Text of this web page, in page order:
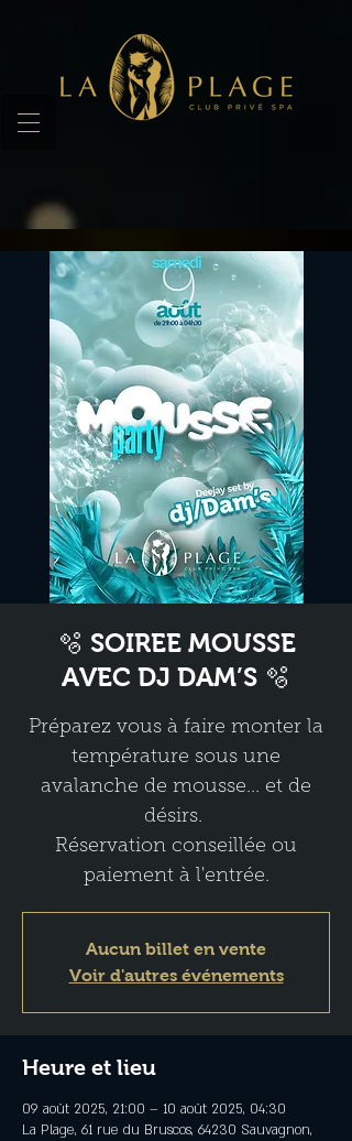
🫧 SOIREE MOUSSE
AVEC DJ DAM’S 🫧
Préparez vous à faire monter la
température sous une
avalanche de mousse... et de
désirs.
Réservation conseillée ou
paiement à l'entrée.
Aucun billet en vente
Voir d'autres événements
Heure et lieu
09 août 2025, 21:00 – 10 août 2025, 04:30
La Plage, 61 rue du Bruscos, 64230 Sauvagnon,